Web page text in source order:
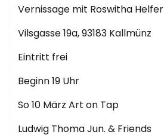
Vernissage mit Roswitha Helfer
Vilsgasse 19a, 93183 Kallmünz
Eintritt frei
Beginn 19 Uhr
So 10 März Art on Tap
Ludwig Thoma Jun. & Friends